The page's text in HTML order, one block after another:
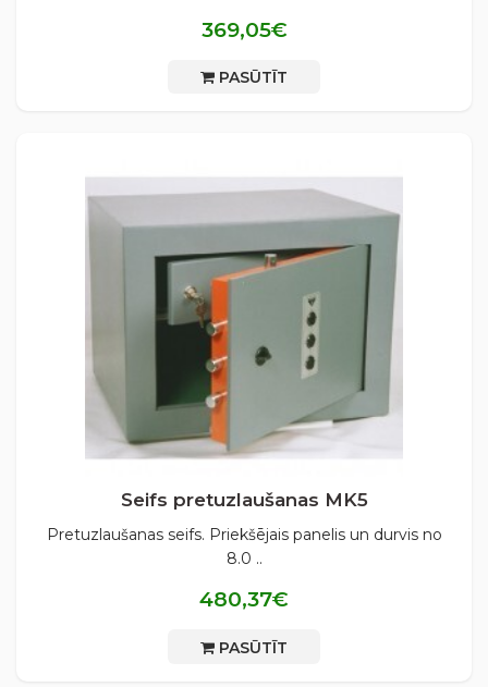
369,05€
PASŪTĪT
Seifs pretuzlaušanas MK5
Pretuzlaušanas seifs. Priekšējais panelis un durvis no
8.0 ..
480,37€
PASŪTĪT